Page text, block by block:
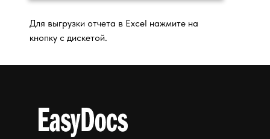
Для выгрузки отчета в Excel нажмите на
кнопку с дискетой.